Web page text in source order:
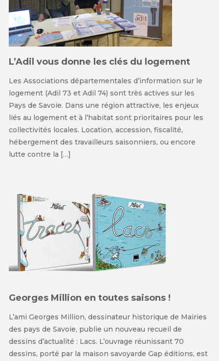
L’Adil vous donne les clés du logement
Les Associations départementales d’information sur le
logement (Adil 73 et Adil 74) sont très actives sur les
Pays de Savoie. Dans une région attractive, les enjeux
liés au logement et à l’habitat sont prioritaires pour les
collectivités locales. Location, accession, fiscalité,
hébergement des travailleurs saisonniers, ou encore
lutte contre la […]
Georges Million en toutes saisons !
L’ami Georges Million, dessinateur historique de Mairies
des pays de Savoie, publie un nouveau recueil de
dessins d’actualité : Lacs. L’ouvrage réunissant 70
dessins, porté par la maison savoyarde Gap éditions, est